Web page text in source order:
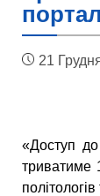
21
«Доступ
триватиме
політологів